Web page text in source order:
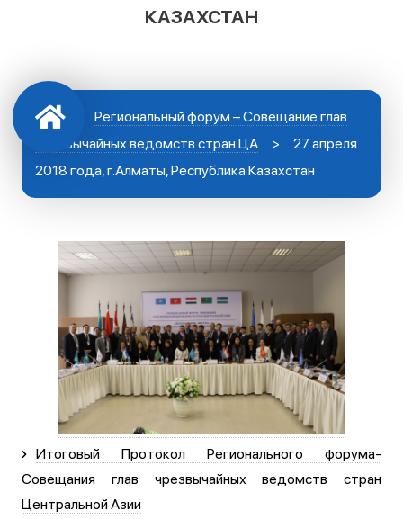
КАЗАХСТАН
Региональный форум – Совещание глав
чрезвычайных ведомств стран ЦА
>
27 апреля
2018 года, г.Алматы, Республика Казахстан
Итоговый Протокол Регионального форума-
Совещания глав чрезвычайных ведомств стран
Центральной Азии